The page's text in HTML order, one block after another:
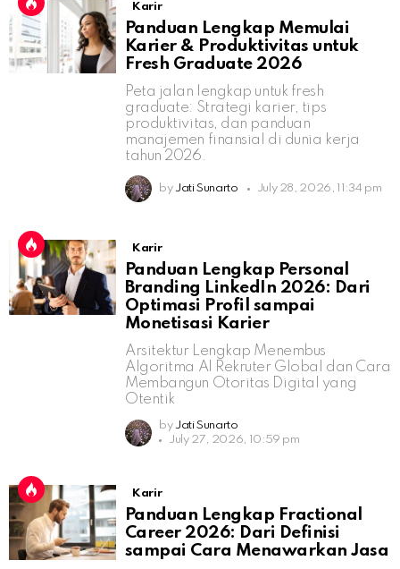
Karir
Panduan Lengkap Memulai
Karier & Produktivitas untuk
Fresh Graduate 2026
Peta jalan lengkap untuk fresh
graduate: Strategi karier, tips
produktivitas, dan panduan
manajemen finansial di dunia kerja
tahun 2026.
by Jati Sunarto July 28, 2026, 11:34 pm
Karir
Panduan Lengkap Personal
Branding LinkedIn 2026: Dari
Optimasi Profil sampai
Monetisasi Karier
Arsitektur Lengkap Menembus
Algoritma AI Rekruter Global dan Cara
Membangun Otoritas Digital yang
Otentik
by Jati Sunarto
July 27, 2026, 10:59 pm
Karir
Panduan Lengkap Fractional
Career 2026: Dari Definisi
sampai Cara Menawarkan Jasa